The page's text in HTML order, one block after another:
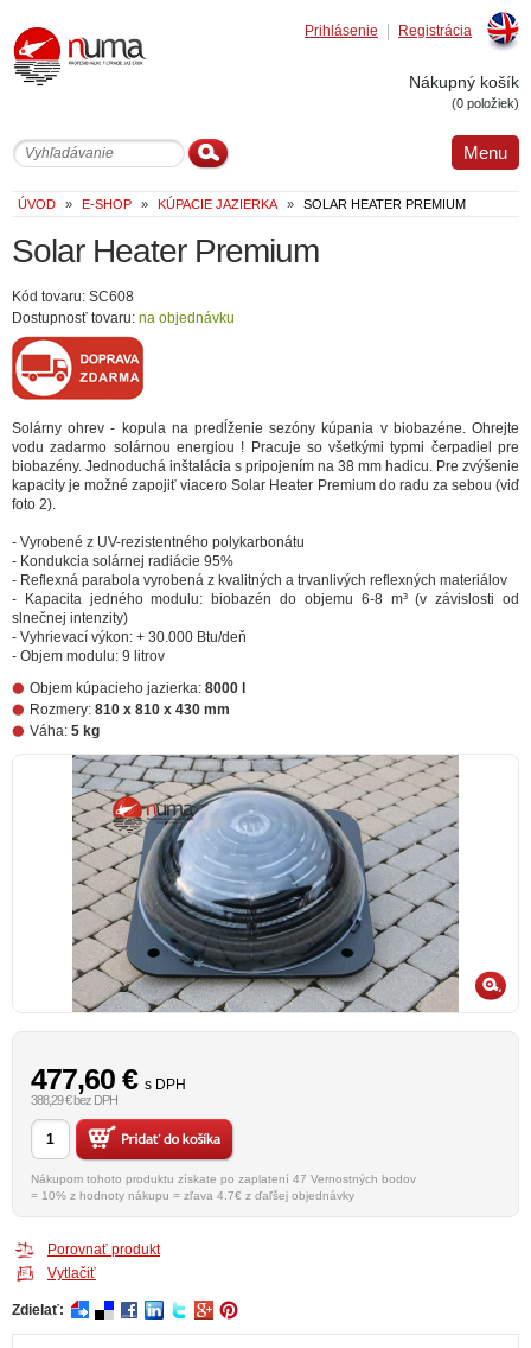
Registrácia
Prihlásenie
Nákupný košík
(0 položiek)
Menu
ÚVOD » E-SHOP » KÚPACIE JAZIERKA » SOLAR HEATER PREMIUM
Solar Heater Premium
Kód tovaru: SC608
Dostupnosť tovaru: na objednávku
Solárny ohrev - kopula na predĺženie sezóny kúpania v biobazéne. Ohrejte
vodu zadarmo solárnou energiou ! Pracuje so všetkými typmi čerpadiel pre
biobazény. Jednoduchá inštalácia s pripojením na 38 mm hadicu. Pre zvýšenie
kapacity je možné zapojiť viacero Solar Heater Premium do radu za sebou (viď
foto 2).
- Vyrobené z UV-rezistentného polykarbonátu
- Kondukcia solárnej radiácie 95%
- Reflexná parabola vyrobená z kvalitných a trvanlivých reflexných materiálov
- Kapacita jedného modulu: biobazén do objemu 6-8 m³ (v závislosti od
slnečnej intenzity)
- Vyhrievací výkon: + 30.000 Btu/deň
- Objem modulu: 9 litrov
Objem kúpacieho jazierka: 8000 l
Rozmery: 810 x 810 x 430 mm
Váha: 5 kg
477,60 € s DPH
388,29 € bez DPH
Nákupom tohoto produktu získate po zaplatení 47 Vernostných bodov
= 10% z hodnoty nákupu = zľava 4.7€ z ďaľšej objednávky
Porovnať produkt
Vytlačiť
Zdielať: